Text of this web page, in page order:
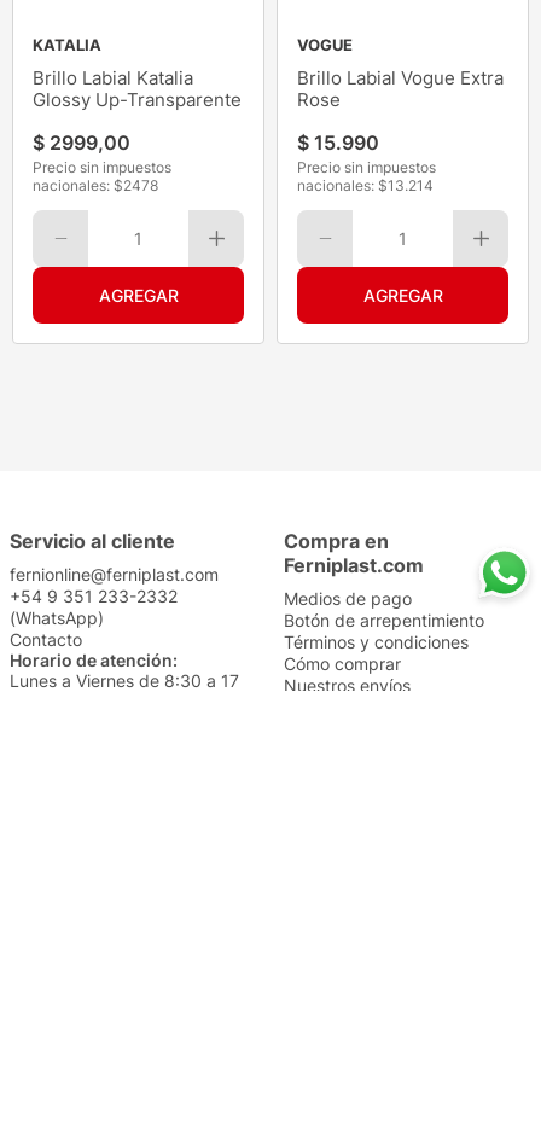
KATALIA
Brillo Labial Katalia
Glossy Up-Transparente
$ 2999,00
Precio sin impuestos
nacionales: $2478
1
VOGUE
Brillo Labial Vogue Extra
Rose
$ 15.990
Precio sin impuestos
nacionales: $13.214
1
Servicio al cliente
fernionline@ferniplast.com
+54 9 351 233-2332
(WhatsApp)
Contacto
Horario de atención:
Lunes a Viernes de 8:30 a 17
Compra en
Ferniplast.com
Medios de pago
Botón de arrepentimiento
Términos y condiciones
Cómo comprar
Nuestros envíos